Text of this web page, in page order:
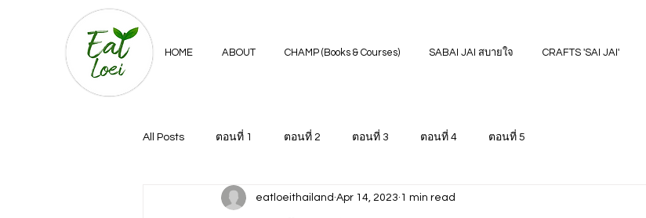
HOME ABOUT CHAMP (Books & Courses) SABAI JAI สบายใจ CRAFTS 'SAI JAI'
All Posts ตอนที่ 1 ตอนที่ 2 ตอนที่ 3 ตอนที่ 4 ตอนที่ 5
eatloeithailand Apr 14, 2023 1 min read